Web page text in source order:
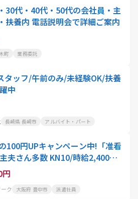
30代・40代・50代の会社員・主
扶養内 電話説明会で詳細ご案内
町 業務委託
タッフ/午前のみ/未経験OK/扶養
中
長崎県 長崎市 アルバイト・パート
100円UPキャンペーン中!「准看
夫さん多数 KN10/時給2,400円
ス付き高齢者向け住宅でバイ
助 週2日～でOK 日勤のみ 最短
ク 大阪府 豊中市 派遣社員